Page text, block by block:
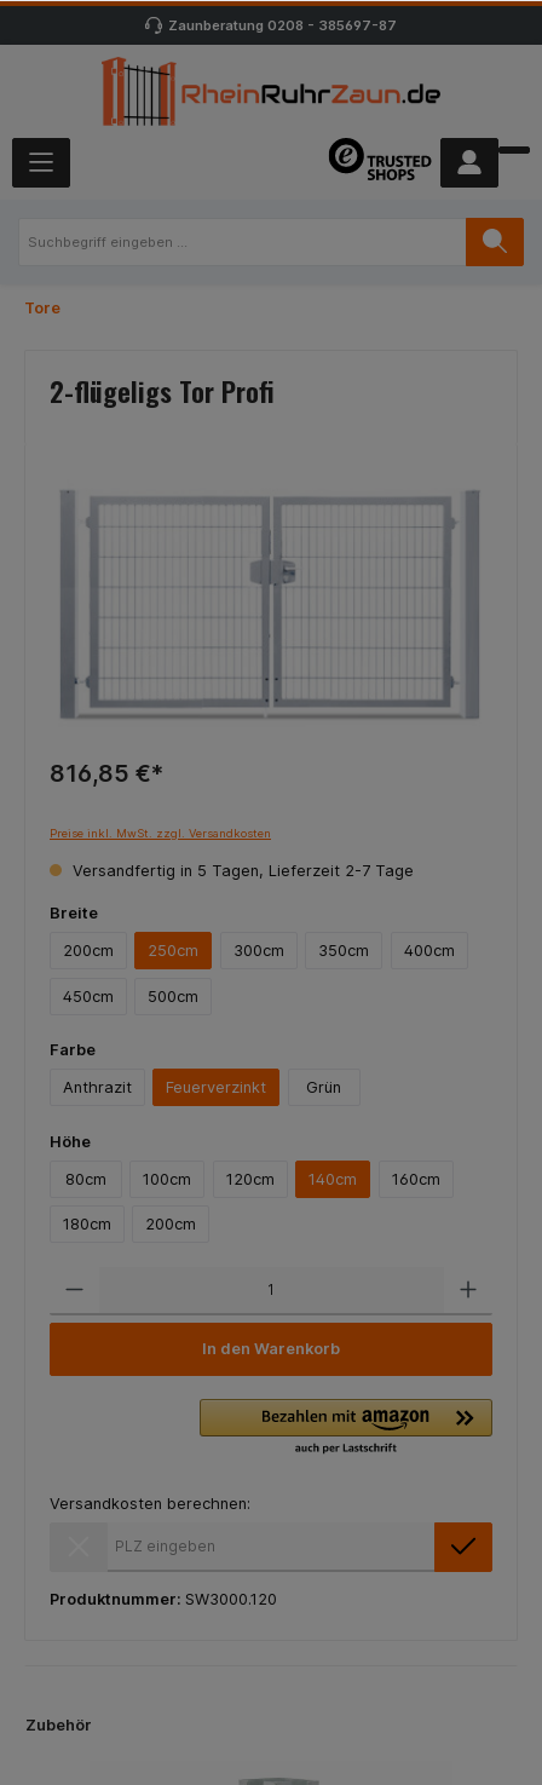
Zaunberatung 0208 - 385697-87
Tore
2-flügeligs Tor Profi
816,85 €*
Preise inkl. MwSt. zzgl. Versandkosten
Versandfertig in 5 Tagen, Lieferzeit 2-7 Tage
Breite
200cm 250cm 300cm 350cm 400cm
450cm 500cm
Farbe
Anthrazit Feuerverzinkt Grün
Höhe
80cm 100cm 120cm 140cm 160cm
180cm 200cm
In den Warenkorb
Versandkosten berechnen:
Produktnummer: SW3000.120
Zubehör